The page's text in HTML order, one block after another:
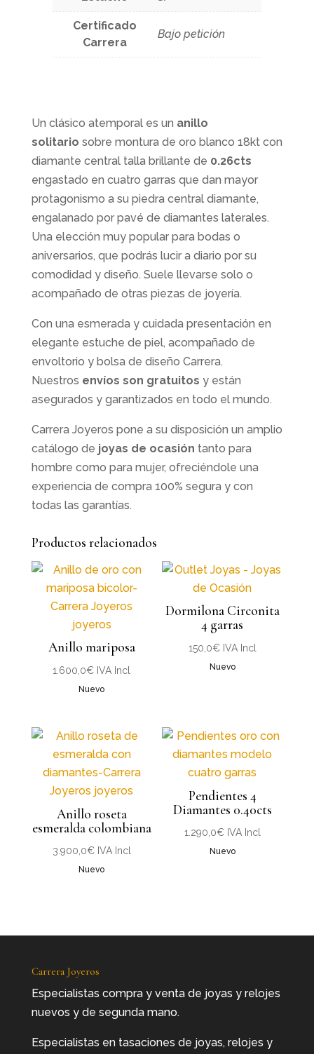
Certificado
Carrera
Bajo petición
Un clásico atemporal es un anillo
solitario sobre montura de oro blanco 18kt con
diamante central talla brillante de 0.26cts
engastado en cuatro garras que dan mayor
protagonismo a su piedra central diamante,
engalanado por pavé de diamantes laterales.
Una elección muy popular para bodas o
aniversarios, que podrás lucir a diario por su
comodidad y diseño. Suele llevarse solo o
acompañado de otras piezas de joyería.
Con una esmerada y cuidada presentación en
elegante estuche de piel, acompañado de
envoltorio y bolsa de diseño Carrera.
Nuestros envíos son gratuitos y están
asegurados y garantizados en todo el mundo.
Carrera Joyeros pone a su disposición un amplio
catálogo de joyas de ocasión tanto para
hombre como para mujer, ofreciéndole una
experiencia de compra 100% segura y con
todas las garantías.
Productos relacionados
Anillo mariposa
1.600,0€ IVA Incl
Nuevo
Dormilona Circonita
4 garras
150,0€ IVA Incl
Nuevo
Anillo roseta
esmeralda colombiana
3.900,0€ IVA Incl
Nuevo
Pendientes 4
Diamantes 0.40cts
1.290,0€ IVA Incl
Nuevo
Carrera Joyeros
Especialistas compra y venta de joyas y relojes
nuevos y de segunda mano.
Especialistas en tasaciones de joyas, relojes y